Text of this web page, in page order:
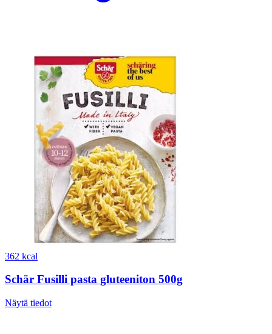
362 kcal
Schär Fusilli pasta gluteeniton 500g
Näytä tiedot